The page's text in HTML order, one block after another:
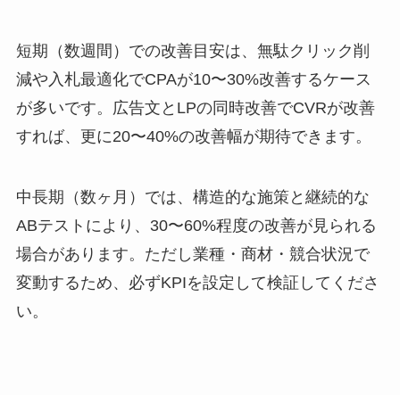
短期（数週間）での改善目安は、無駄クリック削
減や入札最適化でCPAが10〜30%改善するケース
が多いです。広告文とLPの同時改善でCVRが改善
すれば、更に20〜40%の改善幅が期待できます。
中長期（数ヶ月）では、構造的な施策と継続的な
ABテストにより、30〜60%程度の改善が見られる
場合があります。ただし業種・商材・競合状況で
変動するため、必ずKPIを設定して検証してくださ
い。